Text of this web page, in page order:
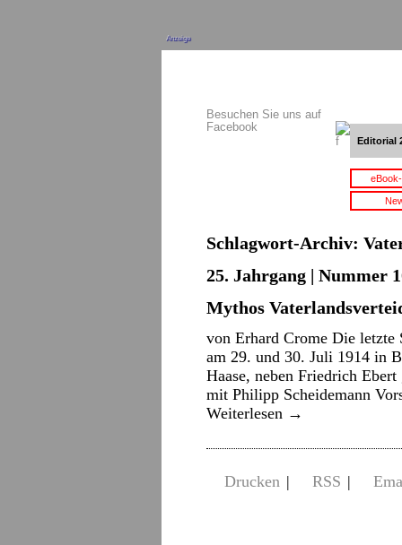
Anzeige
Besuchen Sie uns auf
Facebook
Editorial
Schlagwort-Archiv:
25. Jahrgang | Nummer
Mythos
von Erhard Crome Die
am 29. und 30. Juli 1914 in
Haase, neben Friedrich
mit Philipp Scheidemann
Weiterlesen →
Drucken | RSS |